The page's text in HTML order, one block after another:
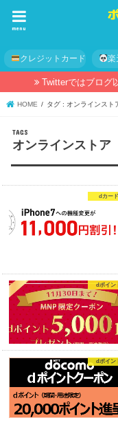
menu
クレジットカード 楽
Twitterではブログ
HOME タグ : オンラインスト
オンラインストア
dカード
dポイン
dポイン